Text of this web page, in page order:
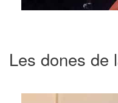
Les dones de